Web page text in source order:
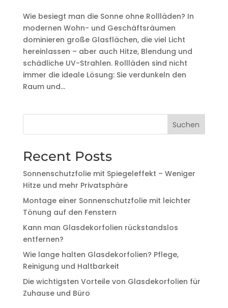
Wie besiegt man die Sonne ohne Rollläden? In
modernen Wohn- und Geschäftsräumen
dominieren große Glasflächen, die viel Licht
hereinlassen – aber auch Hitze, Blendung und
schädliche UV-Strahlen. Rollläden sind nicht
immer die ideale Lösung: Sie verdunkeln den
Raum und...
Suchen
Recent Posts
Sonnenschutzfolie mit Spiegeleffekt – Weniger
Hitze und mehr Privatsphäre
Montage einer Sonnenschutzfolie mit leichter
Tönung auf den Fenstern
Kann man Glasdekorfolien rückstandslos
entfernen?
Wie lange halten Glasdekorfolien? Pflege,
Reinigung und Haltbarkeit
Die wichtigsten Vorteile von Glasdekorfolien für
Zuhause und Büro